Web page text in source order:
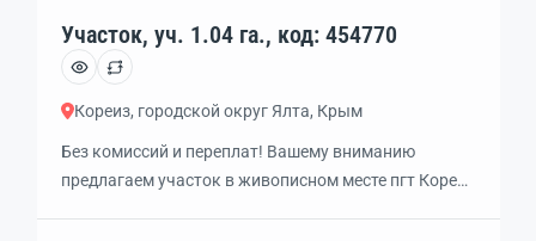
Участок, уч. 1.04 га., код: 454770
Кореиз, городской округ Ялта, Крым
Без комиссий и переплат! Вашему вниманию
предлагаем участок в живописном месте пгт Кореиз